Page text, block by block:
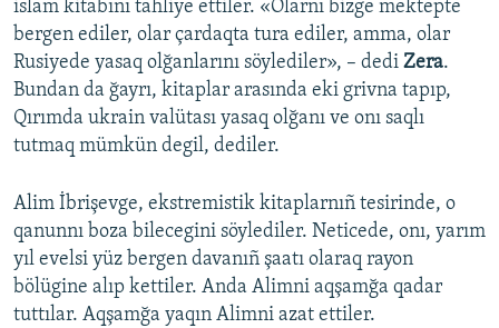
islam kitabını tahliye ettiler. «Olarnı bizge mektepte
bergen ediler, olar çardaqta tura ediler, amma, olar
Rusiyede yasaq olğanlarını söylediler», – dedi Zera.
Bundan da ğayrı, kitaplar arasında eki grivna tapıp,
Qırımda ukrain valütası yasaq olğanı ve onı saqlı
tutmaq mümkün degil, dediler.
Alim İbrişevge, ekstremistik kitaplarnıñ tesirinde, o
qanunnı boza bilecegini söylediler. Neticede, onı, yarım
yıl evelsi yüz bergen davanıñ şaatı olaraq rayon
bölügine alıp kettiler. Anda Alimni aqşamğa qadar
tuttılar. Aqşamğa yaqın Alimni azat ettiler.